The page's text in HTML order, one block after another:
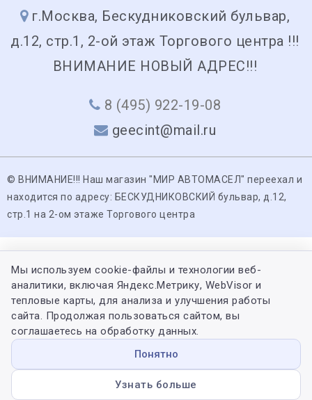
г.Москва, Бескудниковский бульвар,
д.12, стр.1, 2-ой этаж Торгового центра !!!
ВНИМАНИЕ НОВЫЙ АДРЕС!!!
8 (495) 922-19-08
geecint@mail.ru
© ВНИМАНИЕ!!! Наш магазин "МИР АВТОМАСЕЛ" переехал и
находится по адресу: БЕСКУДНИКОВСКИЙ бульвар, д.12,
стр.1 на 2-ом этаже Торгового центра
Мы используем cookie-файлы и технологии веб-
аналитики, включая Яндекс.Метрику, WebVisor и
тепловые карты, для анализа и улучшения работы
сайта. Продолжая пользоваться сайтом, вы
соглашаетесь на обработку данных.
Понятно
Узнать больше